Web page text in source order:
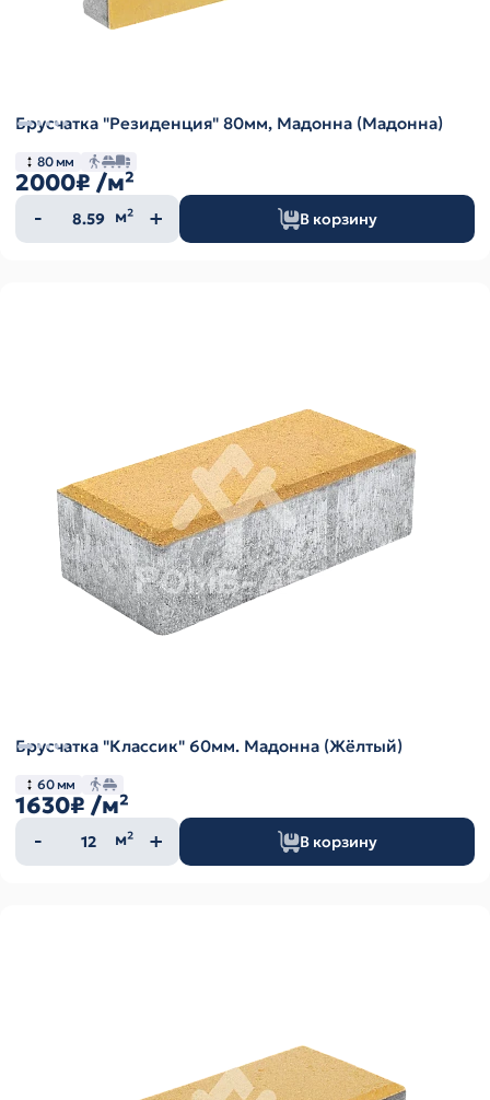
Брусчатка "Резиденция" 80мм, Мадонна (Мадонна)
80 мм
2000₽ /м²
Количество
товара
м² В корзину
Брусчатка "Классик" 60мм. Мадонна (Жёлтый)
60 мм
1630₽ /м²
Количество
товара
м² В корзину